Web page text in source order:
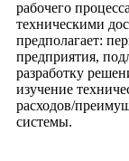
рабочего
техническими
предполагает:
предприятия,
разработку
изучение
расходов/
системы.